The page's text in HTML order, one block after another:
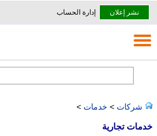
نشر إعلان إدارة الحساب
شركات> خدمات >
خدمات تجارية